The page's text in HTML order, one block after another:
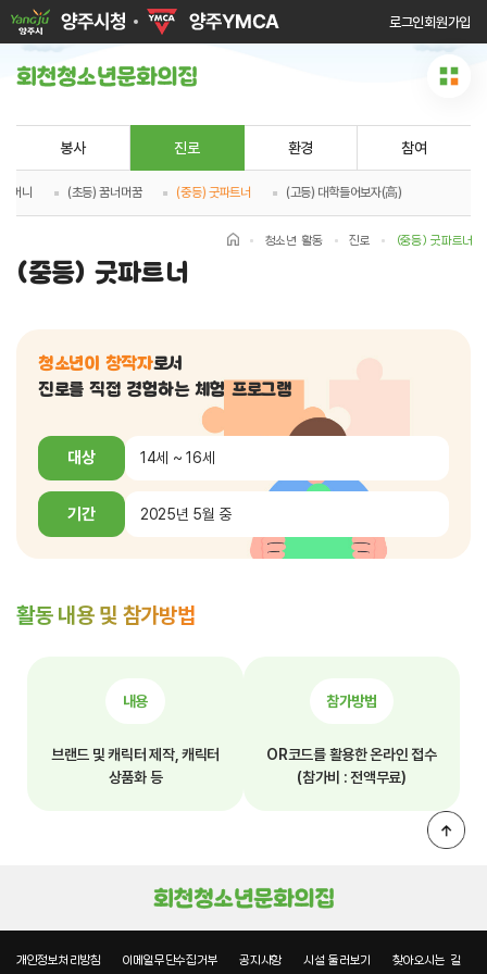
로그인회원가입
봉사 진로 환경 참여
머니 (초등) 꿈너머꿈 (중등) 굿파트너 (고등) 대학들어보자(高)
(중등) 굿파트너
청소년 활동 진로 (중등) 굿파트너
청소년이 창작자로서
진로를 직접 경험하는 체험 프로그램
대상 14세 ~ 16세
기간 2025년 5월 중
활동 내용 및 참가방법
내용
브랜드 및 캐릭터 제작, 캐릭터
상품화 등
참가방법
OR코드를 활용한 온라인 접수
(참가비 : 전액무료)
개인정보처리방침 이메일무단수집거부 공지사항 시설 둘러보기 찾아오시는 길